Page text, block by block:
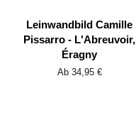
Leinwandbild Camille
Pissarro - L'Abreuvoir,
Éragny
Ab 34,95 €